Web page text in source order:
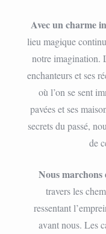
Avec un charme
lieu magique
notre imagination.
enchanteurs et ses
où l’on se sent
pavées et ses
secrets du passé,
de
Nous marchons
travers les
ressentant
avant nous. Les